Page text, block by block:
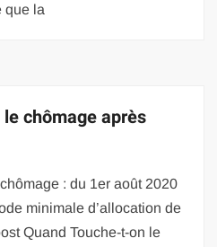
que la
chômage après
: du 1er août 2020
minimale d’allocation de
Quand Touche-t-on le